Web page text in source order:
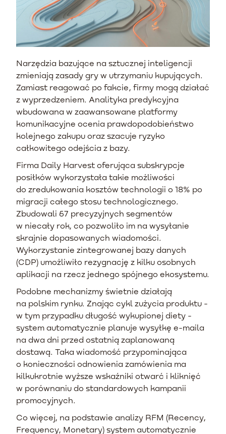
Narzędzia bazujące na sztucznej inteligencji
zmieniają zasady gry w utrzymaniu kupujących.
Zamiast reagować po fakcie, firmy mogą działać
z wyprzedzeniem. Analityka predykcyjna
wbudowana w zaawansowane platformy
komunikacyjne ocenia prawdopodobieństwo
kolejnego zakupu oraz szacuje ryzyko
całkowitego odejścia z bazy.
Firma Daily Harvest oferująca subskrypcje
posiłków wykorzystała takie możliwości
do zredukowania kosztów technologii o 18% po
migracji całego stosu technologicznego.
Zbudowali 67 precyzyjnych segmentów
w niecały rok, co pozwoliło im na wysyłanie
skrajnie dopasowanych wiadomości.
Wykorzystanie zintegrowanej bazy danych
(CDP) umożliwiło rezygnację z kilku osobnych
aplikacji na rzecz jednego spójnego ekosystemu.
Podobne mechanizmy świetnie działają
na polskim rynku. Znając cykl zużycia produktu -
w tym przypadku długość wykupionej diety -
system automatycznie planuje wysyłkę e-maila
na dwa dni przed ostatnią zaplanowaną
dostawą. Taka wiadomość przypominająca
o konieczności odnowienia zamówienia ma
kilkukrotnie wyższe wskaźniki otwarć i kliknięć
w porównaniu do standardowych kampanii
promocyjnych.
Co więcej, na podstawie analizy RFM (Recency,
Frequency, Monetary) system automatycznie